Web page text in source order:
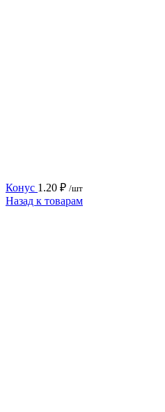
Конус 1.20 ₽ /шт
Назад к товарам